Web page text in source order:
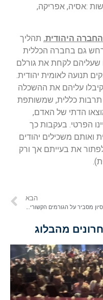
:אסיה, אפריקה,
תהליך
גם בחברה הכללית
שעליהם לקחת את גורלם
תנועה לאומית יהודית.
עליהם את ההשכלה
תרבות כללית, שמשותפת
הדתי של האדם,
הפרטי. בעקבות כך
ואותם משכילים יהודים
את בעייתם אך ורק
הבא
יובל סיון מסביר על הגורמים הקשורים לשינויים בחברה היהודית
מהבלוג